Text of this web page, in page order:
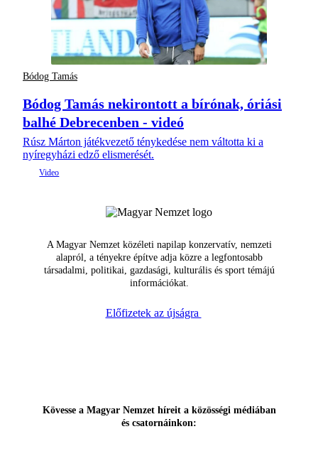
Bódog Tamás
Bódog Tamás nekirontott a bírónak, óriási
balhé Debrecenben - videó
Rúsz Márton játékvezető ténykedése nem váltotta ki a
nyíregyházi edző elismerését.
A Magyar Nemzet közéleti napilap konzervatív, nemzeti
alapról, a tényekre építve adja közre a legfontosabb
társadalmi, politikai, gazdasági, kulturális és sport témájú
információkat.
Előfizetek az újságra
Kövesse a Magyar Nemzet híreit a közösségi médiában
és csatornáinkon: